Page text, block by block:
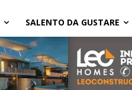
SALENTO DA GUSTARE